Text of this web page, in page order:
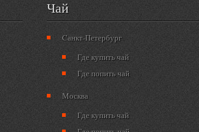
Чай
Cанкт-Петербург
Где купить чай
Где попить чай
Москва
Где купить чай